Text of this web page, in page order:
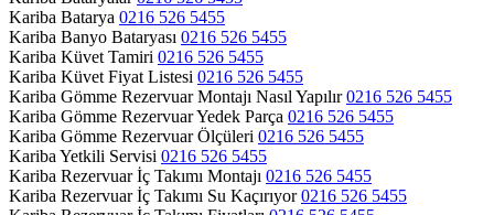
Kariba Batarya 0216 526 5455
Kariba Banyo Bataryası 0216 526 5455
Kariba Küvet Tamiri 0216 526 5455
Kariba Küvet Fiyat Listesi 0216 526 5455
Kariba Gömme Rezervuar Montajı Nasıl Yapılır0216 526 5455
Kariba Gömme Rezervuar Yedek Parça 0216 526 5455
Kariba Gömme Rezervuar Ölçüleri 0216 526 5455
Kariba Yetkili Servisi 0216 526 5455
Kariba Rezervuar İç Takımı Montajı 0216 526 5455
Kariba Rezervuar İç Takımı Su Kaçırıyor0216 526 5455